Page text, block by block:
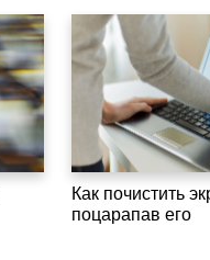
Как почистить
поцарапав его